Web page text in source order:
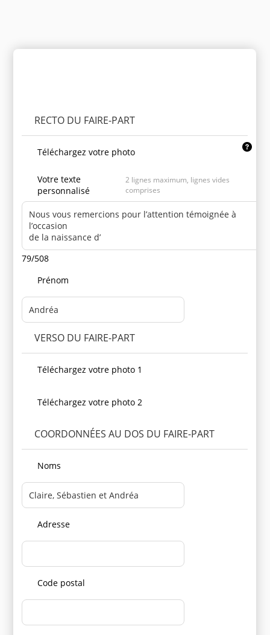
RECTO DU FAIRE-PART
Téléchargez votre photo
Votre texte
personnalisé
2 lignes maximum, lignes vides
comprises
79/508
Prénom
VERSO DU FAIRE-PART
Téléchargez votre photo 1
Téléchargez votre photo 2
COORDONNÉES AU DOS DU FAIRE-PART
Noms
Adresse
Code postal